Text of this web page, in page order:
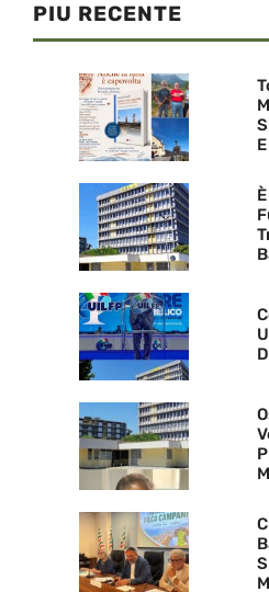
PIU RECENTE